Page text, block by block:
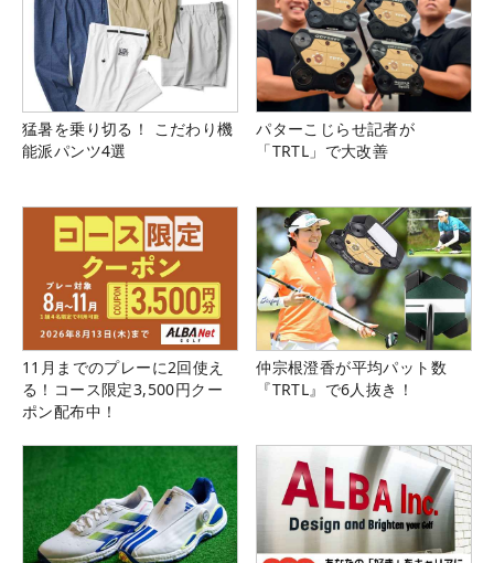
猛暑を乗り切る！ こだわり機
能派パンツ4選
パターこじらせ記者が
「TRTL」で大改善
11月までのプレーに2回使え
る！コース限定3,500円クー
ポン配布中！
仲宗根澄香が平均パット数
『TRTL』で6人抜き！